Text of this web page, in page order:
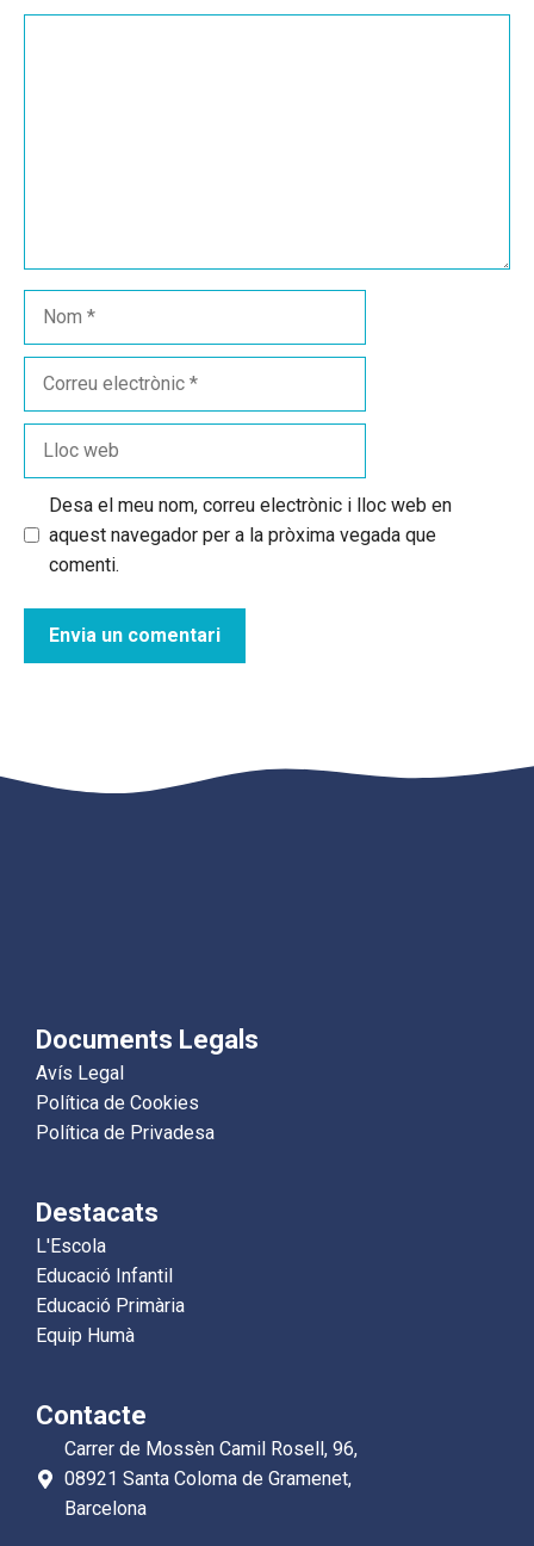
Nom
Correu
Lloc
Desa el meu nom, correu electrònic i lloc web en
aquest navegador per a la pròxima vegada que
comenti.
Documents Legals
Avís Legal
Política de Cookies
Política de Privadesa
Destacats
L'Escola
Educació Infantil
Educació Primària
Equip Humà
Contacte
Carrer de Mossèn Camil Rosell, 96,
08921 Santa Coloma de Gramenet,
Barcelona